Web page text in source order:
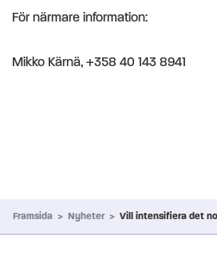
För närmare information:
Mikko Kärnä, +358 40 143 8941
Framsida > Nyheter > Vill intensifiera det